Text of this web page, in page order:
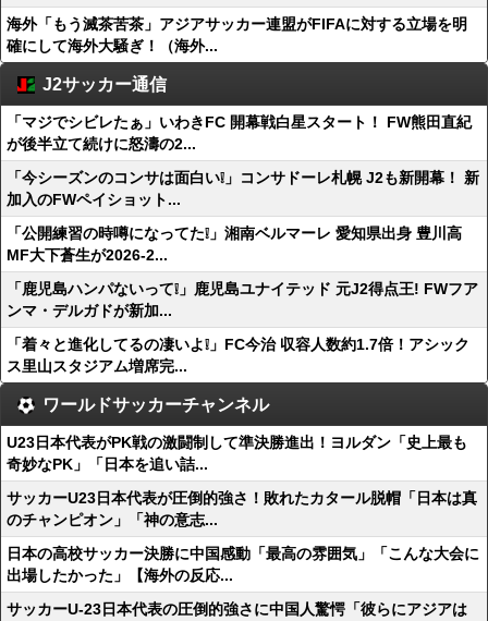
海外「もう滅茶苦茶」アジアサッカー連盟がFIFAに対する立場を明
確にして海外大騒ぎ！（海外...
J2サッカー通信
「マジでシビレたぁ」いわきFC 開幕戦白星スタート！ FW熊田直紀
が後半立て続けに怒濤の2...
「今シーズンのコンサは面白い❕」コンサドーレ札幌 J2も新開幕！ 新
加入のFWペイショット...
「公開練習の時噂になってた❕」湘南ベルマーレ 愛知県出身 豊川高
MF大下蒼生が2026-2...
「鹿児島ハンパないって❕」鹿児島ユナイテッド 元J2得点王! FWフア
ンマ・デルガドが新加...
「着々と進化してるの凄いよ❕」FC今治 収容人数約1.7倍！アシック
ス里山スタジアム増席完...
ワールドサッカーチャンネル
U23日本代表がPK戦の激闘制して準決勝進出！ヨルダン「史上最も
奇妙なPK」「日本を追い詰...
サッカーU23日本代表が圧倒的強さ！敗れたカタール脱帽「日本は真
のチャンピオン」「神の意志...
日本の高校サッカー決勝に中国感動「最高の雰囲気」「こんな大会に
出場したかった」【海外の反応...
サッカーU-23日本代表の圧倒的強さに中国人驚愕「彼らにアジアは